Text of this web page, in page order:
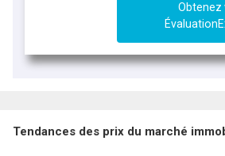
Obtenez
Tendances des prix du marché